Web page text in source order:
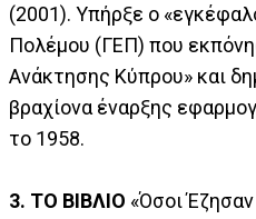
(2001). Υπήρξε ο
Πολέμου (ΓΕΠ) που
Ανάκτησης Κύπρου» και
βραχίονα έναρξης
το 1958.
3. ΤΟ ΒΙΒΛΙΟ «Όσοι